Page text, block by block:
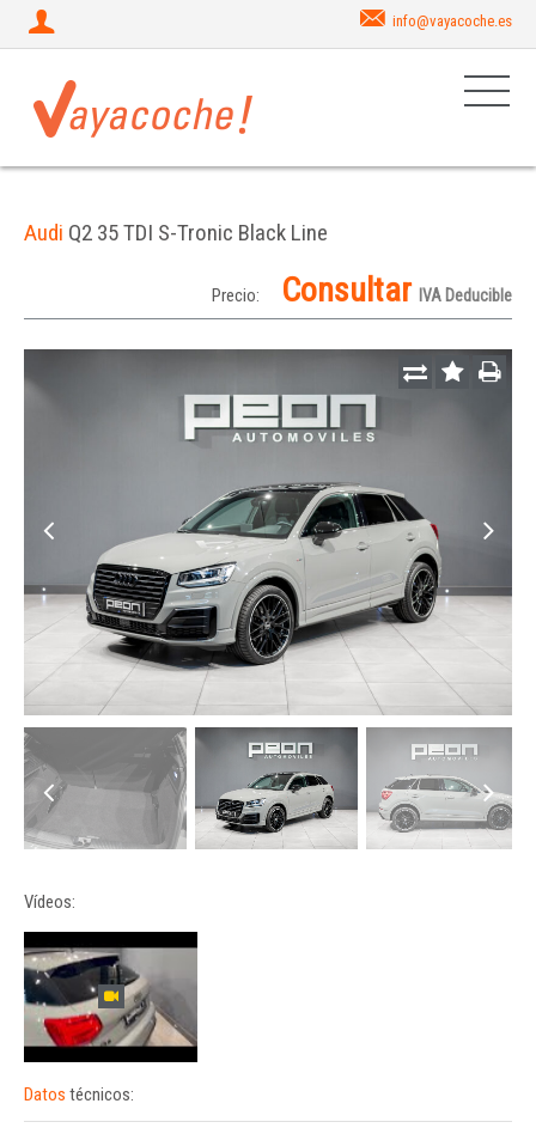
info@vayacoche.es
Audi Q2 35 TDI S-Tronic Black Line
Precio: Consultar IVA Deducible
Vídeos:
Datos técnicos: